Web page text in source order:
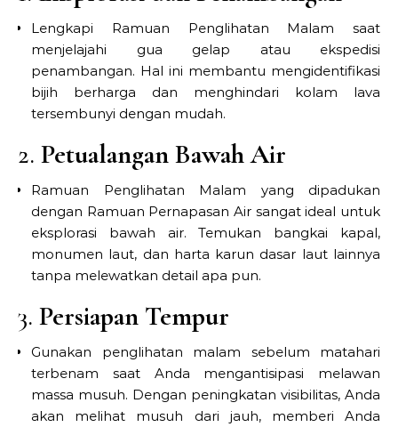
Lengkapi Ramuan Penglihatan Malam saat
menjelajahi gua gelap atau ekspedisi
penambangan. Hal ini membantu mengidentifikasi
bijih berharga dan menghindari kolam lava
tersembunyi dengan mudah.
2. Petualangan Bawah Air
Ramuan Penglihatan Malam yang dipadukan
dengan Ramuan Pernapasan Air sangat ideal untuk
eksplorasi bawah air. Temukan bangkai kapal,
monumen laut, dan harta karun dasar laut lainnya
tanpa melewatkan detail apa pun.
3. Persiapan Tempur
Gunakan penglihatan malam sebelum matahari
terbenam saat Anda mengantisipasi melawan
massa musuh. Dengan peningkatan visibilitas, Anda
akan melihat musuh dari jauh, memberi Anda